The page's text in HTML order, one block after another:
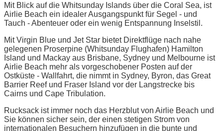
Mit Blick auf die Whitsunday Islands über die Coral Sea, ist
Airlie Beach ein idealer Ausgangspunkt für Segel - und
Tauch - Abenteuer oder ein wenig Entspannung Inselstil.
Mit Virgin Blue und Jet Star bietet Direktflüge nach nahe
gelegenen Proserpine (Whitsunday Flughafen) Hamilton
Island und Mackay aus Brisbane, Sydney und Melbourne ist
Airlie Beach mehr als vorgeschobener Posten auf der
Ostküste - Wallfahrt, die nimmt in Sydney, Byron, das Great
Barrier Reef und Fraser Island vor der Langstrecke bis
Cairns und Cape Tribulation.
Rucksack ist immer noch das Herzblut von Airlie Beach und
Sie können sicher sein, der einen stetigen Strom von
internationalen Besuchern hinzufügen in die bunte und